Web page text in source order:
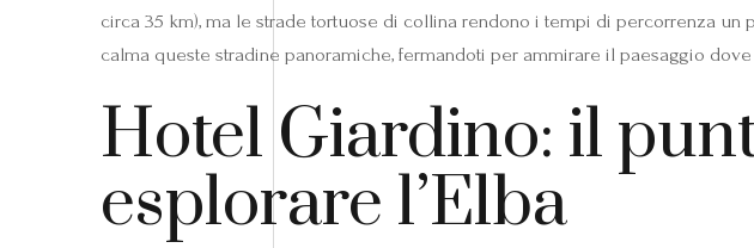
circa 35 km), ma le strade tortuose di collina rendono i tempi di percorrenza un
calma queste stradine panoramiche, fermandoti per ammirare il paesaggio
Hotel Giardino: il
esplorare l’Elba